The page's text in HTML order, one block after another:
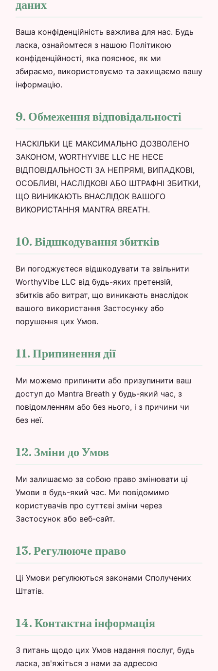
даних
Ваша конфіденційність важлива для нас. Будь
ласка, ознайомтеся з нашою Політикою
конфіденційності, яка пояснює, як ми
збираємо, використовуємо та захищаємо вашу
інформацію.
9. Обмеження відповідальності
НАСКІЛЬКИ ЦЕ МАКСИМАЛЬНО ДОЗВОЛЕНО
ЗАКОНОМ, WORTHYVIBE LLC НЕ НЕСЕ
ВІДПОВІДАЛЬНОСТІ ЗА НЕПРЯМІ, ВИПАДКОВІ,
ОСОБЛИВІ, НАСЛІДКОВІ АБО ШТРАФНІ ЗБИТКИ,
ЩО ВИНИКАЮТЬ ВНАСЛІДОК ВАШОГО
ВИКОРИСТАННЯ MANTRA BREATH.
10. Відшкодування збитків
Ви погоджуєтеся відшкодувати та звільнити
WorthyVibe LLC від будь-яких претензій,
збитків або витрат, що виникають внаслідок
вашого використання Застосунку або
порушення цих Умов.
11. Припинення дії
Ми можемо припинити або призупинити ваш
доступ до Mantra Breath у будь-який час, з
повідомленням або без нього, і з причини чи
без неї.
12. Зміни до Умов
Ми залишаємо за собою право змінювати ці
Умови в будь-який час. Ми повідомимо
користувачів про суттєві зміни через
Застосунок або веб-сайт.
13. Регулююче право
Ці Умови регулюються законами Сполучених
Штатів.
14. Контактна інформація
З питань щодо цих Умов надання послуг, будь
ласка, зв'яжіться з нами за адресою